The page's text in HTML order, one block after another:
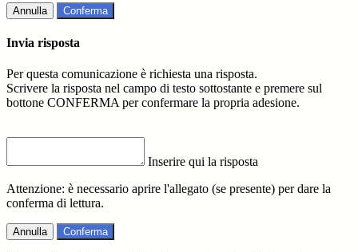
Annulla Conferma
Invia risposta
Per questa comunicazione è richiesta una risposta.
Scrivere la risposta nel campo di testo sottostante e premere sul
bottone CONFERMA per confermare la propria adesione.
Inserire qui la risposta
Attenzione: è necessario aprire l'allegato (se presente) per dare la
conferma di lettura.
Annulla Conferma